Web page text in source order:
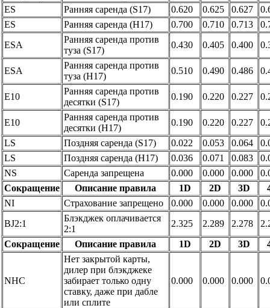
ES
Ранняя саренда (S17) 0.620 0.625 0.627
ES
Ранняя саренда (H17) 0.700 0.710 0.713
ESA
Ранняя саренда против
туза (S17)
0.430 0.405 0.400
ESA
Ранняя саренда против
туза (H17)
0.510 0.490 0.486
E10
Ранняя саренда против
десятки (S17)
0.190 0.220 0.227
E10
Ранняя саренда против
десятки (H17)
0.190 0.220 0.227
LS
Поздняя саренда (S17) 0.022 0.053 0.064
LS
Поздняя саренда (H17) 0.036 0.071 0.083
NS
Саренда запрещена 0.000 0.000 0.000
Сокращение
Описание правила 1D 2D 3D
NI
Страхование запрещено 0.000 0.000 0.000
BJ2:1
Блэкджек оплачивается
2:1
2.325 2.289 2.278
Сокращение
Описание правила 1D 2D 3D
NHC
Нет закрытой карты,
дилер при блэкджеке
забирает только одну
ставку, даже при дабле
или сплите
0.000 0.000 0.000